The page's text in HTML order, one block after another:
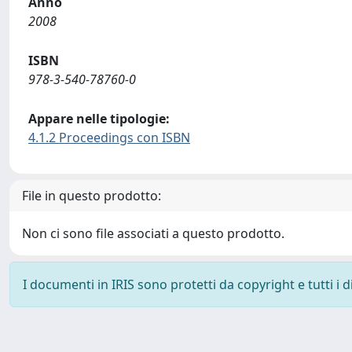
2008
ISBN
978-3-540-78760-0
Appare nelle tipologie:
4.1.2 Proceedings con ISBN
File in questo prodotto:
Non ci sono file associati a questo prodotto.
I documenti in IRIS sono protetti da copyright e tutti i